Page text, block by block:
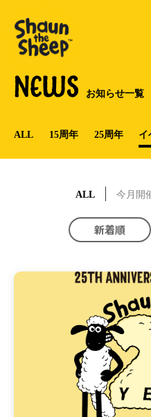
NEWS お知らせ一覧
ALL 15周年 25周年 イ
ALL 今月開
新着順